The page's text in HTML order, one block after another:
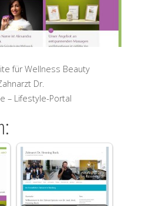
für Wellness Beauty
Dr.
– Lifestyle-Portal